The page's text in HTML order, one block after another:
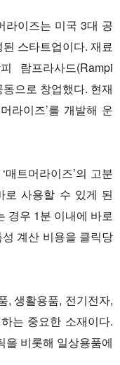
라이즈는 미국 3대 공
스타트업이다. 재료
람프라사드(Rampi
으로 창업했다. 현재
라이즈’를 개발해 운
매트머라이즈’의 고분
로 사용할 수 있게 된
경우 1분 이내에 바로
계산 비용을 클릭당
, 생활용품, 전기전자,
는 중요한 소재이다.
을 비롯해 일상용품에